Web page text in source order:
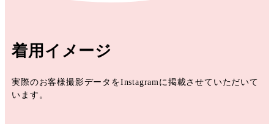
着用イメージ
実際のお客様撮影データをInstagramに掲載させていただいて
います。